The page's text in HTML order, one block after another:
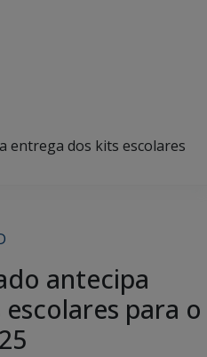
entrega dos kits escolares
antecipa
para o